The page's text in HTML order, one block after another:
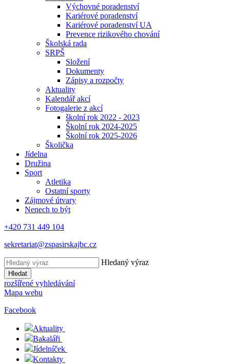
Výchovné poradenství
Kariérové poradenství
Kariérové poradenství UA
Prevence rizikového chování
Školská rada
SRPŠ
Složení
Dokumenty
Zápisy a rozpočty
Aktuality
Kalendář akcí
Fotogalerie z akcí
školní rok 2022 - 2023
Školní rok 2024-2025
Školní rok 2025-2026
Školička
Jídelna
Družina
Sport
Atletika
Ostatní sporty
Zájmové útvary
Nenech to být
+420 731 449 104
sekretariat@zspasirskajbc.cz
Hledaný výraz
Hledat
rozšířené vyhledávání
Mapa webu
Facebook
Aktuality
Bakaláři
Jídelníček
Kontakty